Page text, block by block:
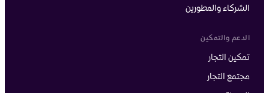
الشركاء والمطورين
الدعم والتمكين
تمكين التجار
مجتمع التجار